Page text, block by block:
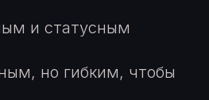
и статусным
но гибким, чтобы